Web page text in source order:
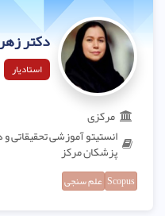
دکتر
استادیار
مرکزی
انستیتو آموزشی تحقیقاتی
پزشکان مرکز
Scopus علم سنجی